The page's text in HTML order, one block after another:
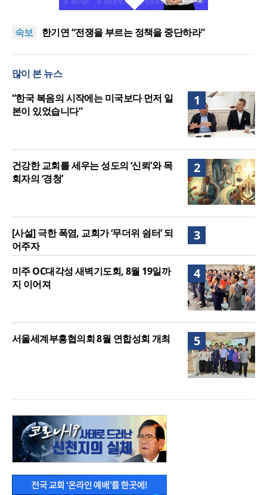
속보
“한국 복음의 시작에는 미국보다 먼저 일본이 있었습
주길”
한기연 “전쟁을 부르는 정책을 중단하라”
성회 위해 협력
“한국 복음의 시작에는 미국보다 먼저 일본이 있었습
“기도로 시작한 스틸 美 대사, 한미동맹의 가교 되어
주길”
많이 본 뉴스
1
“한국 복음의 시작에는 미국보다 먼저 일
본이 있었습니다”
2
건강한 교회를 세우는 성도의 ‘신뢰’와 목
회자의 ‘경청’
3
[사설] 극한 폭염, 교회가 ‘무더위 쉼터’ 되
어주자
4
미주 OC대각성 새벽기도회, 8월 19일까
지 이어져
5
서울세계부흥협의회 8월 연합성회 개최